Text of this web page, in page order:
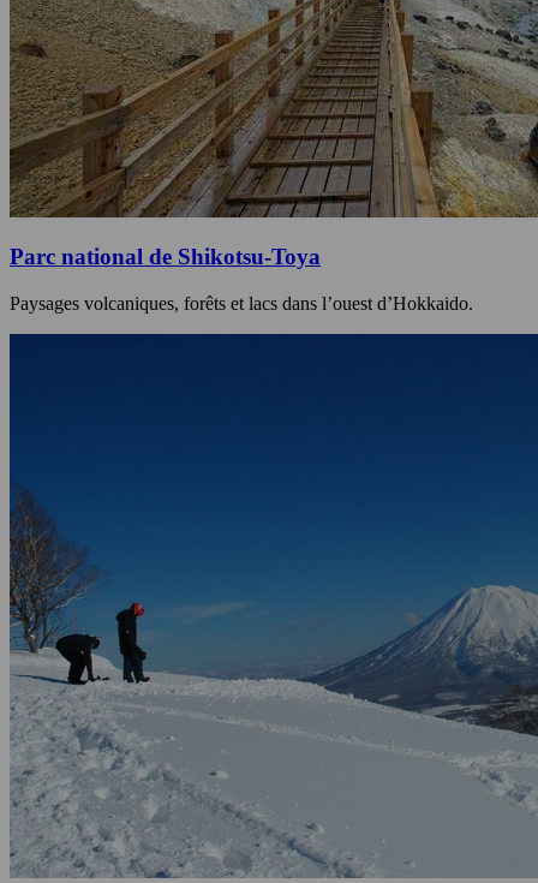
Parc national de Shikotsu-Toya
Paysages volcaniques, forêts et lacs dans l’ouest d’Hokkaido.